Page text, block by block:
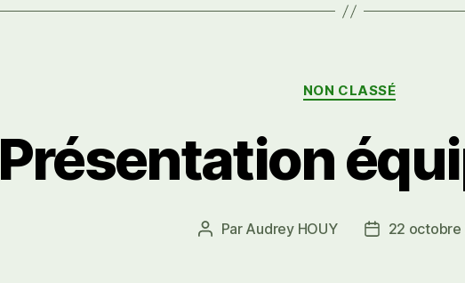
Catégories
NON CLASSÉ
Présentation
Auteur
Par Audrey HOUY
Date
22